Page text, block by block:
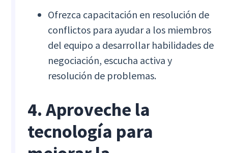
Ofrezca capacitación en resolución de
conflictos para ayudar a los miembros
del equipo a desarrollar habilidades de
negociación, escucha activa y
resolución de problemas.
4. Aproveche la
tecnología para